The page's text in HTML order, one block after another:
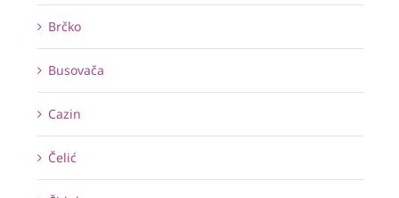
Brčko
Busovača
Cazin
Čelić